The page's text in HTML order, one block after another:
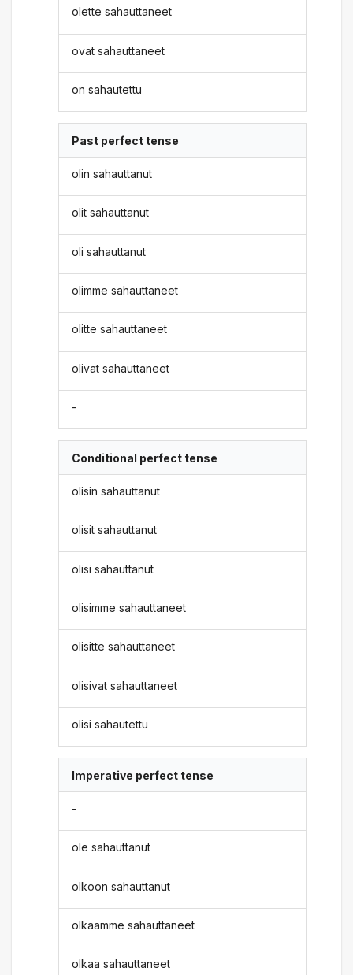
olette sahauttaneet
ovat sahauttaneet
on sahautettu
Past perfect tense
olin sahauttanut
olit sahauttanut
oli sahauttanut
olimme sahauttaneet
olitte sahauttaneet
olivat sahauttaneet
-
Conditional perfect tense
olisin sahauttanut
olisit sahauttanut
olisi sahauttanut
olisimme sahauttaneet
olisitte sahauttaneet
olisivat sahauttaneet
olisi sahautettu
Imperative perfect tense
-
ole sahauttanut
olkoon sahauttanut
olkaamme sahauttaneet
olkaa sahauttaneet